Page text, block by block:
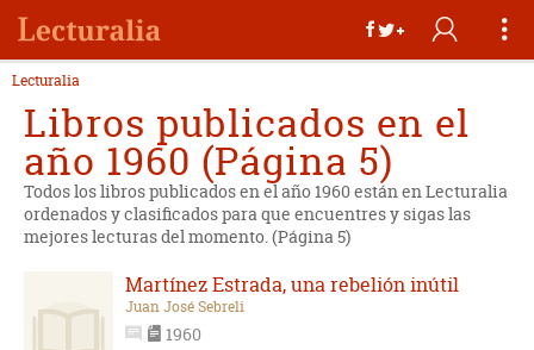
Lecturalia
Libros publicados en el
año 1960 (Página 5)
Todos los libros publicados en el año 1960 están en Lecturalia
ordenados y clasificados para que encuentres y sigas las
mejores lecturas del momento. (Página 5)
Martínez Estrada, una rebelión inútil
Juan José Sebreli
1960